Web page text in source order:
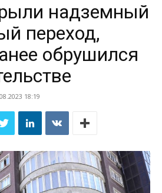
надземный
переход,
обрушился
18:19